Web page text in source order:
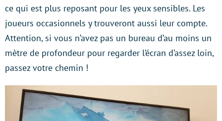
ce qui est plus reposant pour les yeux sensibles. Les
joueurs occasionnels y trouveront aussi leur compte.
Attention, si vous n’avez pas un bureau d’au moins un
mètre de profondeur pour regarder l’écran d’assez loin,
passez votre chemin !